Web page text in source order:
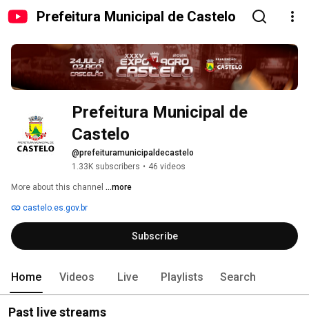
Prefeitura Municipal de Castelo
Prefeitura Municipal de
@prefeituramunicipaldecastelo
1.33K subscribers • 46 videos
More about this channel ...more
castelo.es.gov.br
Subscribe
Home Videos Live Playlists Search
Past live streams